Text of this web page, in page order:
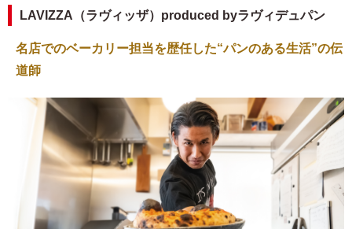
LAVIZZA（ラヴィッザ）produced byラヴィデュパン
名店でのベーカリー担当を歴任した“パンのある生活”の伝
道師